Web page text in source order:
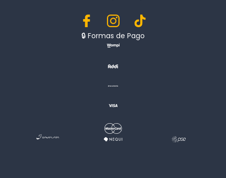
🔒︎ Formas de Pago